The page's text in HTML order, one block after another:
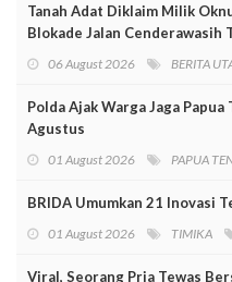
Tanah Adat Diklaim Milik
Blokade Jalan Cenderawasih
06 August 2026 BERITA
Polda Ajak Warga Jaga
Agustus
01 August 2026 PAPUA
BRIDA Umumkan 21 Inovasi
01 August 2026 TIMIKA
Viral, Seorang Pria Tewas